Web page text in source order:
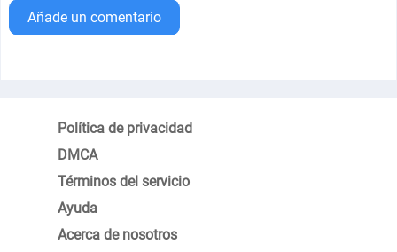
Añade un comentario
Política de privacidad
DMCA
Términos del servicio
Ayuda
Acerca de nosotros